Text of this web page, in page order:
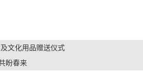
文化用品赠送仪式
盼春来